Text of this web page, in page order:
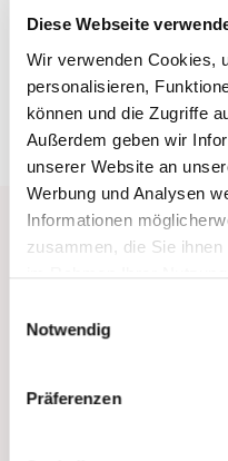
Diese Webseite
Wir verwenden Cookies,
personalisieren,
können und die Zugriffe
Außerdem geben wir
unserer Website an
Werbung und Analysen
Informationen
zusammen, die Sie
unsere Webseite
Notwendig
Präferenzen
Immer dienstags
Bonn eine
Vereinbaren Sie noch
Anerkannte
Berufskrankheiten: